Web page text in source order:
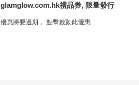
glamglow.com.hk禮品券, 限量發行
優惠將要過期， 點擊啟動此優惠